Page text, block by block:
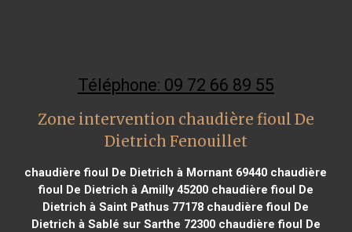
Téléphone: 09 72 66 89 55
Zone intervention chaudière fioul De
Dietrich Fenouillet
chaudière fioul De Dietrich à Mornant 69440 chaudière
fioul De Dietrich à Amilly 45200chaudière fioul De
Dietrich à Saint Pathus 77178 chaudière fioul De
Dietrich à Sablé sur Sarthe 72300chaudière fioul De